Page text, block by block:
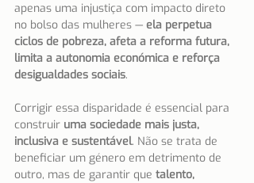
apenas uma injustiça com impacto direto
no bolso das mulheres — ela perpetua
ciclos de pobreza, afeta a reforma futura,
limita a autonomia económica e reforça
desigualdades sociais.
Corrigir essa disparidade é essencial para
construir uma sociedade mais justa,
inclusiva e sustentável. Não se trata de
beneficiar um género em detrimento de
outro, mas de garantir que talento,